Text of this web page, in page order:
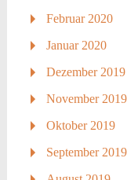
Februar 2020
Januar 2020
Dezember 2019
November 2019
Oktober 2019
September 2019